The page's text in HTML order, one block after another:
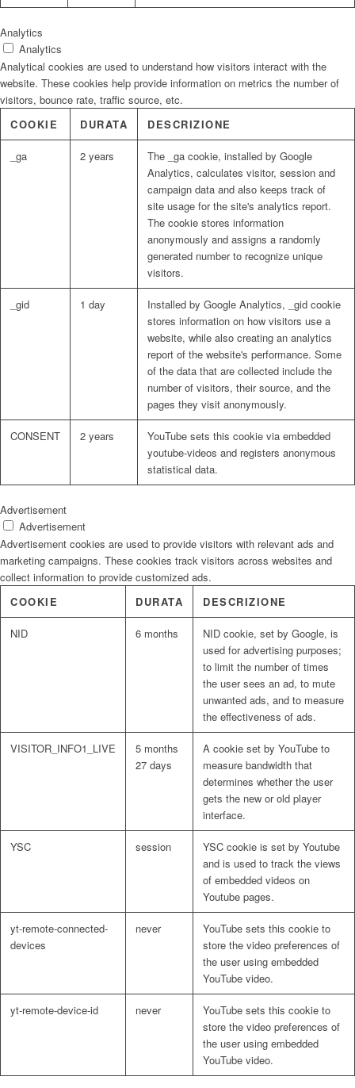
Analytics
Analytics
Analytical cookies are used to understand how visitors interact with the
website. These cookies help provide information on metrics the number of
visitors, bounce rate, traffic source, etc.
COOKIE
DURATA DESCRIZIONE
_ga 2 years
The _ga cookie, installed by Google
Analytics, calculates visitor, session and
campaign data and also keeps track of
site usage for the site's analytics report.
The cookie stores information
anonymously and assigns a randomly
generated number to recognize unique
visitors.
_gid 1 day
Installed by Google Analytics, _gid cookie
stores information on how visitors use a
website, while also creating an analytics
report of the website's performance. Some
of the data that are collected include the
number of visitors, their source, and the
pages they visit anonymously.
CONSENT 2 years
YouTube sets this cookie via embedded
youtube-videos and registers anonymous
statistical data.
Advertisement
Advertisement
Advertisement cookies are used to provide visitors with relevant ads and
marketing campaigns. These cookies track visitors across websites and
collect information to provide customized ads.
COOKIE
DURATA DESCRIZIONE
NID 6 months
NID cookie, set by Google, is
used for advertising purposes;
to limit the number of times
the user sees an ad, to mute
unwanted ads, and to measure
the effectiveness of ads.
VISITOR_INFO1_LIVE
5 months
27 days
A cookie set by YouTube to
measure bandwidth that
determines whether the user
gets the new or old player
interface.
YSC session
YSC cookie is set by Youtube
and is used to track the views
of embedded videos on
Youtube pages.
yt-remote-connected-
devices
never
YouTube sets this cookie to
store the video preferences of
the user using embedded
YouTube video.
yt-remote-device-id never
YouTube sets this cookie to
store the video preferences of
the user using embedded
YouTube video.